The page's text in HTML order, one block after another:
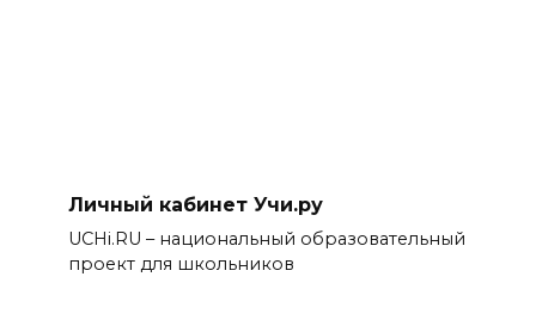
Личный кабинет Учи.ру
UCHi.RU – национальный образовательный
проект для школьников